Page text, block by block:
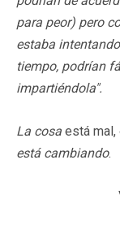
para peor) pero
estaba
tiempo, podrían
impartiéndola".
La cosa está
está cambiando.